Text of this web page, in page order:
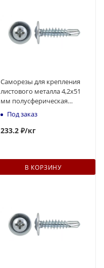
Саморезы для крепления
листового металла 4,2х51
мм полусферическая
головка, наконечник -
сверло
Под заказ
233.2 ₽/кг
В КОРЗИНУ